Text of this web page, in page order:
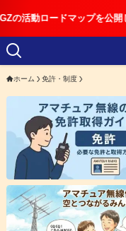
ップを公開しました
ホーム 免許・制度